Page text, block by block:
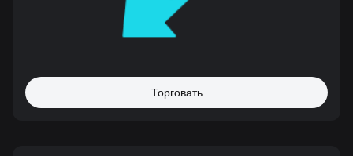
Торговать